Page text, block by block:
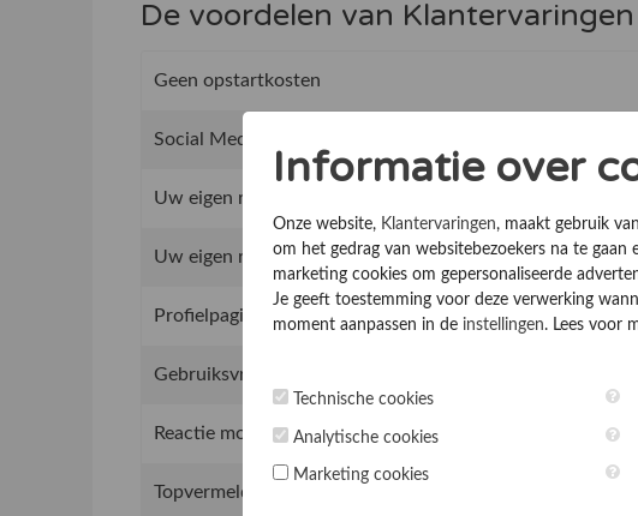
De voordelen van Klantervaringen
Geen opstartkosten
Social Media integratie om uw reviews te delen
Uw eigen review promotie link
Uw eigen review widget voor op de website
Profielpagina optimalisatie
Gebruiksvriendelijk beheer van het reviewsysteem
Reactie mogelijkheid op reviews
Topvermeldingen op de website
Informatie over
Onze website, Klantervaringen, maakt gebruik
om het gedrag van websitebezoekers na te gaan
marketing cookies om gepersonaliseerde
Je geeft toestemming voor deze verwerking
moment aanpassen in de instellingen. Lees voor
Technische cookies
Analytische cookies
Marketing cookies